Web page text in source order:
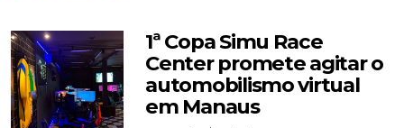
1ª Copa Simu Race
Center promete agitar o
automobilismo virtual
em Manaus